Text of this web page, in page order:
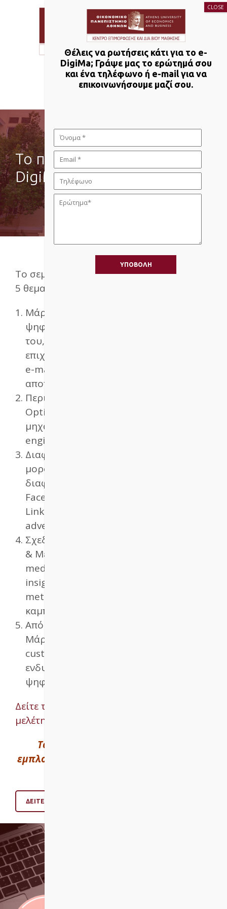
NAVIGATION
Το περιεχόμενο του e-
DigiMa
Το σεμινάριο περιλαμβάνει τις ακόλουθες
5 θεματικές ενότητες:
Μάρκετινγκ στην Ψηφιακή Εποχή: το
ψηφιακό περιβάλλον και η δυναμική
του, συνέπειες και προκλήσεις για την
επιχείρηση, επιχειρηματικά μοντέλα και
e-marketing plan, δείκτες μέτρησης
αποτελεσματικότητας (KPIs)
Περιεχόμενο και Search Engine
Optimization: Αρχές content, λειτουργία
μηχανών αναζήτησης, ενέργειες search
engine optimization
Διαφήμιση στα Ψηφιακά Μέσα: μέσα και
μορφές ψηφιακής διαφήμισης,
διαφήμιση στη Google, διαφήμιση σε
Facebook & Instagram, διαφήμιση στο
LinkedIn, Direct display, Programmatic
advertising, Affiliation, email marketing
Σχεδιασμός Διαφημιστικής Εκστρατείας
& Μέτρηση Αποτελεσματικότητας:
media plan, Google analytics, Facebook
insights, LinkedIn analytics, e-mail
metrics, αξιολόγηση διαφημιστικών
καμπανιών (ad campaign reporting).
Από το Ψηφιακό στο Πολυ-καναλικό
Μάρκετινγκ: omni-channel μάρκετινγκ,
customer journey, δημιουργία και
ενδυνάμωση εμπιστοσύνης στον
ψηφιακό κόσμο (trust building).
Δείτε το αναλυτικό περιεχόμενο και τρόπο
μελέτης
Το περιεχόμενο ανανεώνεται και
εμπλουτίζεται διαρκώς ώστε να εντάσσει
ΔΕΙΤΕ ΕΔΩ ΤΗΝ ΕΚΠΑΙΔΕΥΤΙΚΗ ΔΙΑΔΙΚΑΣΙΑ
Θέλεις να ρωτήσεις κάτι για το e-
DigiMa; Γράψε μας το ερώτημά σου
και ένα τηλέφωνο ή e-mail για να
επικοινωνήσουμε μαζί σου.